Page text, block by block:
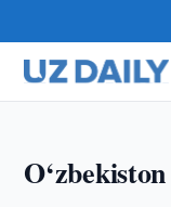
O‘zbekiston
uchun